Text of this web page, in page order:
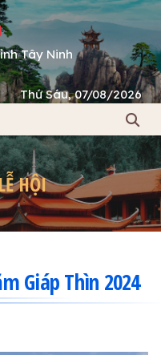
Tây Ninh
Thứ Sáu, 07/08/2026
HỘI
Giáp Thìn 2024